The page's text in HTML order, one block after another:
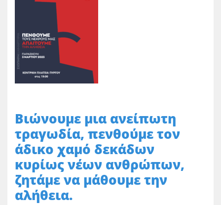
Βιώνουμε μια ανείπωτη
τραγωδία, πενθούμε τον
άδικο χαμό δεκάδων
κυρίως νέων ανθρώπων,
ζητάμε να μάθουμε την
αλήθεια.